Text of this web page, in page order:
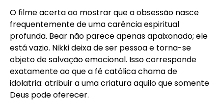
O filme acerta ao mostrar que a obsessão nasce
frequentemente de uma carência espiritual
profunda. Bear não parece apenas apaixonado; ele
está vazio. Nikki deixa de ser pessoa e torna-se
objeto de salvação emocional. Isso corresponde
exatamente ao que a fé católica chama de
idolatria: atribuir a uma criatura aquilo que somente
Deus pode oferecer.